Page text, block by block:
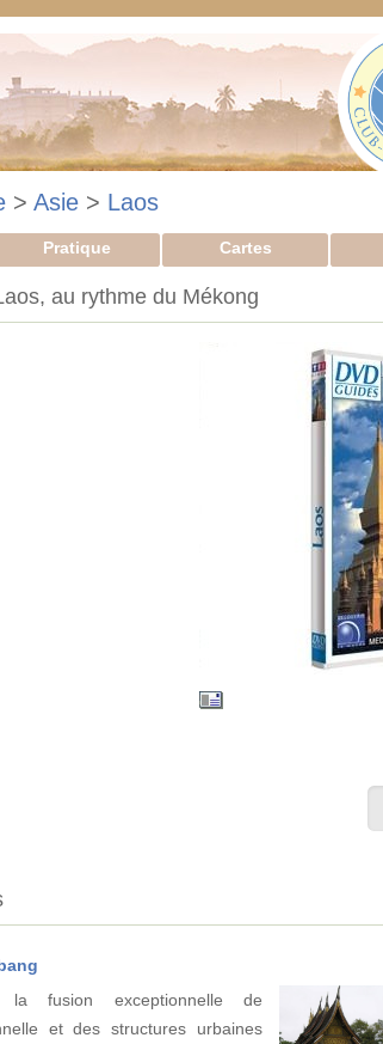
> Asie > Laos
Pratique Cartes
au rythme du Mékong
fusion exceptionnelle de
et des structures urbaines